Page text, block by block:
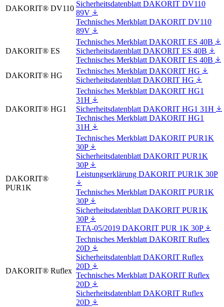
DAKORIT® DV110
Sicherheitsdatenblatt DAKORIT DV110
89V
Technisches Merkblatt DAKORIT DV110
89V
DAKORIT® ES
Technisches Merkblatt DAKORIT ES 40B
Sicherheitsdatenblatt DAKORIT ES 40B
Technisches Merkblatt DAKORIT ES 40B
DAKORIT® HG
Technisches Merkblatt DAKORIT HG
Sicherheitsdatenblatt DAKORIT HG
DAKORIT® HG1
Technisches Merkblatt DAKORIT HG1
31H
Sicherheitsdatenblatt DAKORIT HG1 31H
Technisches Merkblatt DAKORIT HG1
31H
DAKORIT®
PUR1K
Technisches Merkblatt DAKORIT PUR1K
30P
Sicherheitsdatenblatt DAKORIT PUR1K
30P
Leistungserklärung DAKORIT PUR1K 30P
Technisches Merkblatt DAKORIT PUR1K
30P
Sicherheitsdatenblatt DAKORIT PUR1K
30P
ETA-05/2019 DAKORIT PUR 1K 30P
DAKORIT® Ruflex
Technisches Merkblatt DAKORIT Ruflex
20D
Sicherheitsdatenblatt DAKORIT Ruflex
20D
Technisches Merkblatt DAKORIT Ruflex
20D
Sicherheitsdatenblatt DAKORIT Ruflex
20D